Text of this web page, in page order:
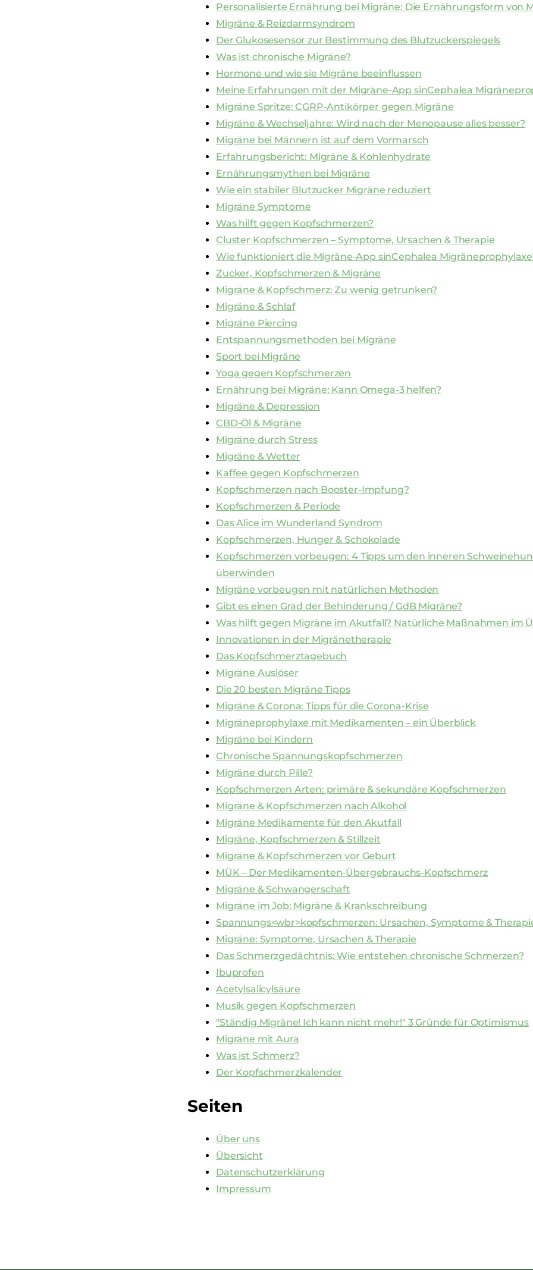
Personalisierte Ernährung bei Migräne: Die Ernährungsform von
Migräne & Reizdarmsyndrom
Der Glukosesensor zur Bestimmung des Blutzuckerspiegels
Was ist chronische Migräne?
Hormone und wie sie Migräne beeinflussen
Meine Erfahrungen mit der Migräne-App sinCephalea
Migräne Spritze: CGRP-Antikörper gegen Migräne
Migräne & Wechseljahre: Wird nach der Menopause alles besser?
Migräne bei Männern ist auf dem Vormarsch
Erfahrungsbericht: Migräne & Kohlenhydrate
Ernährungsmythen bei Migräne
Wie ein stabiler Blutzucker Migräne reduziert
Migräne Symptome
Was hilft gegen Kopfschmerzen?
Cluster Kopfschmerzen – Symptome, Ursachen & Therapie
Wie funktioniert die Migräne-App sinCephalea
Zucker, Kopfschmerzen & Migräne
Migräne & Kopfschmerz: Zu wenig getrunken?
Migräne & Schlaf
Migräne Piercing
Entspannungsmethoden bei Migräne
Sport bei Migräne
Yoga gegen Kopfschmerzen
Ernährung bei Migräne: Kann Omega-3 helfen?
Migräne & Depression
CBD-Öl & Migräne
Migräne durch Stress
Migräne & Wetter
Kaffee gegen Kopfschmerzen
Kopfschmerzen nach Booster-Impfung?
Kopfschmerzen & Periode
Das Alice im Wunderland Syndrom
Kopfschmerzen, Hunger & Schokolade
Kopfschmerzen vorbeugen: 4 Tipps um den inneren
überwinden
Migräne vorbeugen mit natürlichen Methoden
Gibt es einen Grad der Behinderung / GdB Migräne?
Was hilft gegen Migräne im Akutfall? Natürliche Maßnahmen im
Innovationen in der Migränetherapie
Das Kopfschmerztagebuch
Migräne Auslöser
Die 20 besten Migräne Tipps
Migräne & Corona: Tipps für die Corona-Krise
Migräneprophylaxe mit Medikamenten – ein Überblick
Migräne bei Kindern
Chronische Spannungskopfschmerzen
Migräne durch Pille?
Kopfschmerzen Arten: primäre & sekundäre Kopfschmerzen
Migräne & Kopfschmerzen nach Alkohol
Migräne Medikamente für den Akutfall
Migräne, Kopfschmerzen & Stillzeit
Migräne & Kopfschmerzen vor Geburt
MÜK – Der Medikamenten-Übergebrauchs-Kopfschmerz
Migräne & Schwangerschaft
Migräne im Job: Migräne & Krankschreibung
Spannungs<wbr>kopfschmerzen: Ursachen, Symptome &
Migräne: Symptome, Ursachen & Therapie
Das Schmerzgedächtnis: Wie entstehen chronische Schmerzen?
Ibuprofen
Acetylsalicylsäure
Musik gegen Kopfschmerzen
"Ständig Migräne! Ich kann nicht mehr!" 3 Gründe für Optimismus
Migräne mit Aura
Was ist Schmerz?
Der Kopfschmerzkalender
Seiten
Über uns
Übersicht
Datenschutzerklärung
Impressum